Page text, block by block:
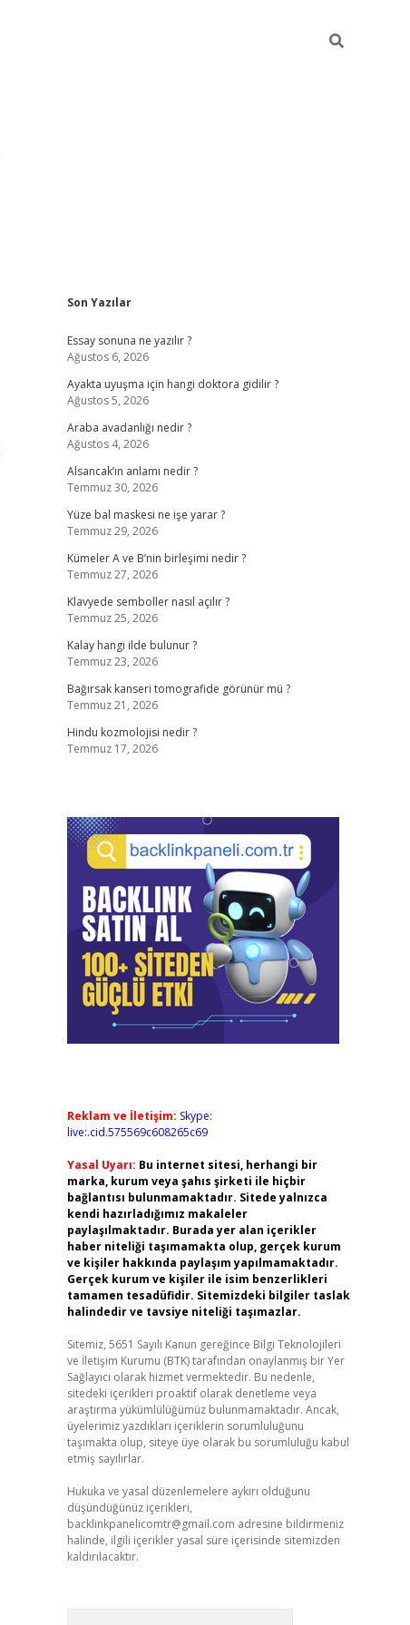
Sidebar
Son Yazılar
Essay sonuna ne yazılır ?
Ağustos 6, 2026
Ayakta uyuşma için hangi doktora gidilir ?
Ağustos 5, 2026
Araba avadanlığı nedir ?
Ağustos 4, 2026
Alsancak’ın anlamı nedir ?
Temmuz 30, 2026
Yüze bal maskesi ne işe yarar ?
Temmuz 29, 2026
Kümeler A ve B’nin birleşimi nedir ?
Temmuz 27, 2026
Klavyede semboller nasıl açılır ?
Temmuz 25, 2026
Kalay hangi ilde bulunur ?
Temmuz 23, 2026
Bağırsak kanseri tomografide görünür mü ?
Temmuz 21, 2026
Hindu kozmolojisi nedir ?
Temmuz 17, 2026
Reklam ve İletişim: Skype:
live:.cid.575569c608265c69
Yasal Uyarı: Bu internet sitesi, herhangi bir
marka, kurum veya şahıs şirketi ile hiçbir
bağlantısı bulunmamaktadır. Sitede yalnızca
kendi hazırladığımız makaleler
paylaşılmaktadır. Burada yer alan içerikler
haber niteliği taşımamakta olup, gerçek kurum
ve kişiler hakkında paylaşım yapılmamaktadır.
Gerçek kurum ve kişiler ile isim benzerlikleri
tamamen tesadüfidir. Sitemizdeki bilgiler taslak
halindedir ve tavsiye niteliği taşımazlar.
Sitemiz, 5651 Sayılı Kanun gereğince Bilgi Teknolojileri
ve İletişim Kurumu (BTK) tarafından onaylanmış bir Yer
Sağlayıcı olarak hizmet vermektedir. Bu nedenle,
sitedeki içerikleri proaktif olarak denetleme veya
araştırma yükümlülüğümüz bulunmamaktadır. Ancak,
üyelerimiz yazdıkları içeriklerin sorumluluğunu
taşımakta olup, siteye üye olarak bu sorumluluğu kabul
etmiş sayılırlar.
Hukuka ve yasal düzenlemelere aykırı olduğunu
düşündüğünüz içerikleri,
backlinkpanelicomtr@gmail.com adresine bildirmeniz
halinde, ilgili içerikler yasal süre içerisinde sitemizden
kaldırılacaktır.